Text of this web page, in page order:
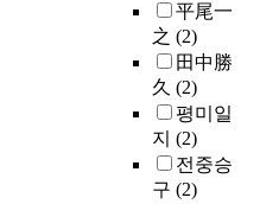
平尾一
之 (2)
田中勝
久 (2)
평미일
지 (2)
전중승
구 (2)